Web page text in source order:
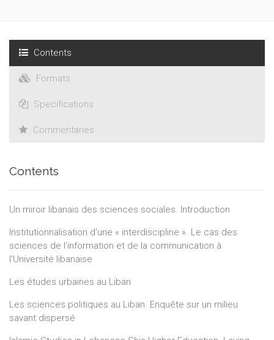
Contents
Formats
Specifications
Commentaries
Contents
Un miroir libanais des sciences sociales. Introduction
Institutionnalisation d'une « interdiscipline ». Le cas des
sciences de l'information et de la communication à
l'Université libanaise
Les études urbaines au Liban
Les sciences politiques au Liban. Enquête sur un milieu
savant dispersé